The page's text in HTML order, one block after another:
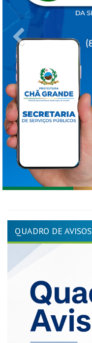
QUADRO DE AVISOS